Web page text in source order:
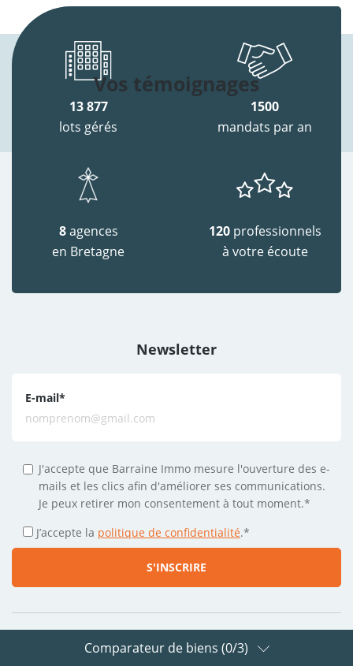
Vos témoignages
13 877
lots gérés
1500
mandats par an
8agences
en Bretagne
120 professionnels
à votre écoute
Newsletter
E-mail*
J'accepte que Barraine Immo mesure l'ouverture des e-
mails et les clics afin d'améliorer ses communications.
Je peux retirer mon consentement à tout moment.*
J’accepte la politique de confidentialité.*
Suivez-nous sur les réseaux
Comparateur de biens (0/3)